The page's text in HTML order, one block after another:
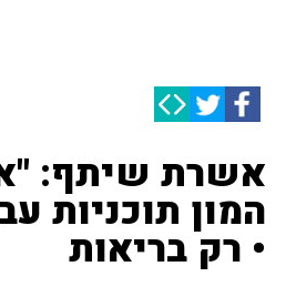
אשרת שיתף:
המון תוכניות
• רק בריאות